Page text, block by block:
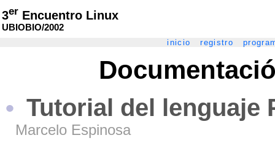
3er Encuentro Linux
UBIOBIO/2002
inicio registro
Tutorial del lenguaje
Marcelo Espinosa